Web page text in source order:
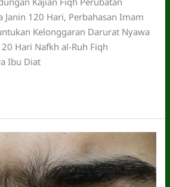
Janin 120 Hari, Perbahasan Imam
Kelonggaran Darurat Nyawa
Hari Nafkh al-Ruh Fiqh
Ibu Diat